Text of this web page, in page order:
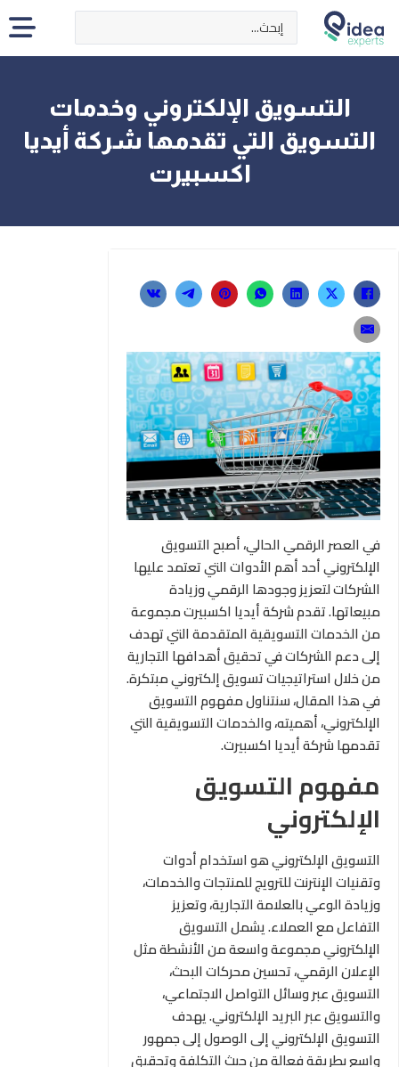
Search ...
التسويق الإلكتروني وخدمات
التسويق التي تقدمها شركة أيديا
اكسبيرت
في العصر الرقمي الحالي، أصبح التسويق
الإلكتروني أحد أهم الأدوات التي تعتمد عليها
الشركات لتعزيز وجودها الرقمي وزيادة
مبيعاتها. تقدم شركة أيديا اكسبيرت مجموعة
من الخدمات التسويقية المتقدمة التي تهدف
إلى دعم الشركات في تحقيق أهدافها التجارية
من خلال استراتيجيات تسويق إلكتروني مبتكرة.
في هذا المقال، سنتناول مفهوم التسويق
الإلكتروني، أهميته، والخدمات التسويقية التي
تقدمها شركة أيديا اكسبيرت.
مفهوم التسويق
الإلكتروني
التسويق الإلكتروني هو استخدام أدوات
وتقنيات الإنترنت للترويج للمنتجات والخدمات،
وزيادة الوعي بالعلامة التجارية، وتعزيز
التفاعل مع العملاء. يشمل التسويق
الإلكتروني مجموعة واسعة من الأنشطة مثل
الإعلان الرقمي، تحسين محركات البحث،
التسويق عبر وسائل التواصل الاجتماعي،
والتسويق عبر البريد الإلكتروني. يهدف
التسويق الإلكتروني إلى الوصول إلى جمهور
واسع بطريقة فعالة من حيث التكلفة وتحقيق